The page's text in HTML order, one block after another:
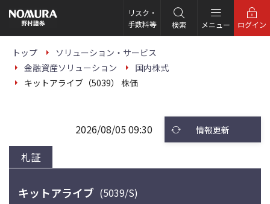
の
ー
リスク・
手数料等
検索 メニュー ログイン
トップ
ソリューション・サービス
金融資産ソリューション
国内株式
キットアライブ（5039） 株価
札証
2026/08/05 09:30 情報更新
キットアライブ (5039/S)